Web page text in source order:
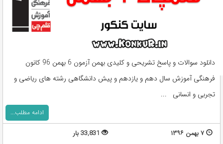
دانلود سوالات و پاسخ تشریحی و کلیدی بهمن آزمون 6 بهمن 96 کانون
فرهنگی آموزش سال دهم و یازدهم و پیش دانشگاهی رشته های ریاضی و
تجربی و انسانی ...
ادامه مطلب...
۷ بهمن ۱۳۹۶
33,831 بار